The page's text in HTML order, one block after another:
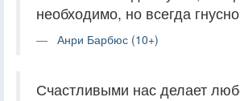
необходимо, но всегда
Анри Барбюс (10+)
Счастливыми нас делает